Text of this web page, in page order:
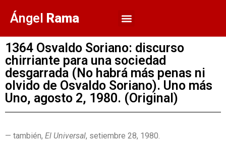
Ángel Rama
1364 Osvaldo Soriano: discurso
chirriante para una sociedad
desgarrada (No habrá más penas ni
olvido de Osvaldo Soriano). Uno más
Uno, agosto 2, 1980. (Original)
— también, El Universal, setiembre 28, 1980.